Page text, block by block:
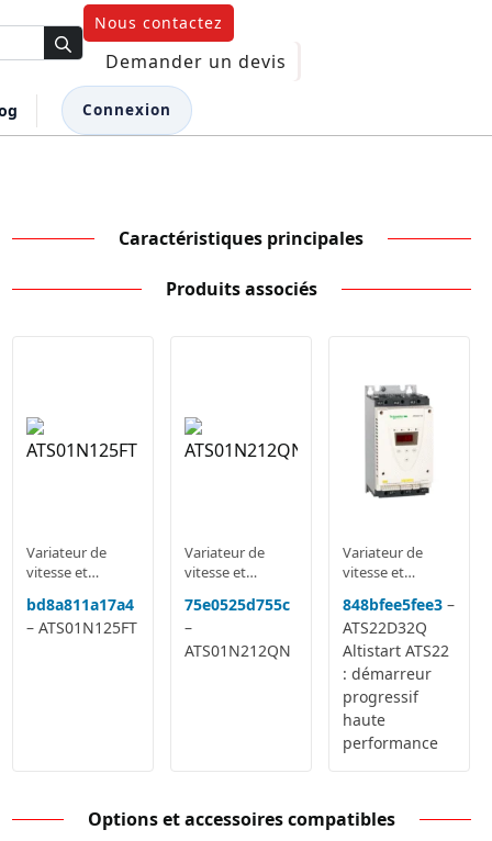
Nous contactez
Demander un devis
Connexion
Caractéristiques principales
Produits associés
Variateur de
vitesse et
progressif
bd8a811a17a4
– ATS01N125FT
Variateur de
vitesse et
progressif
75e0525d755c
–
ATS01N212QN
Variateur de
vitesse et
progressif
848bfee5fee3 –
ATS22D32Q
Altistart ATS22
: démarreur
progressif
haute
performance
Options et accessoires compatibles